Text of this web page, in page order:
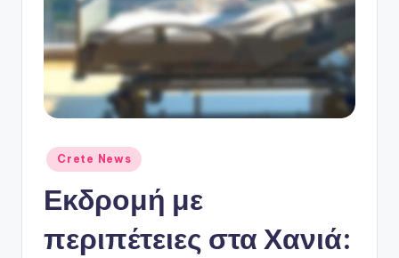
P
o
Αναρτήθηκε
σε
Crete News
Εκδρομή με
περιπέτειες στα Χανιά: